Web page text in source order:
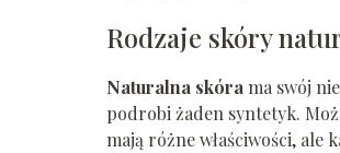
Rodzaje skóry
Naturalna skórama swój
podrobi żaden syntetyk.
mają różne właściwości,